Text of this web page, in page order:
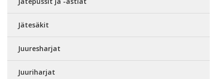
Jätesäkit
Juuresharjat
Juuriharjat